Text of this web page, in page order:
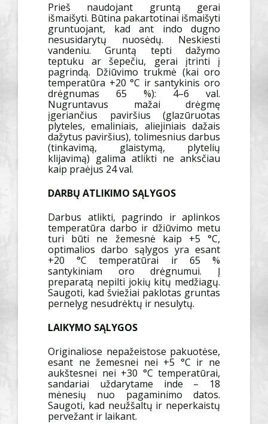
Prieš naudojant gruntą gerai
išmaišyti. Būtina pakartotinai išmaišyti
gruntuojant, kad ant indo dugno
nesusidarytų nuosėdų. Neskiesti
vandeniu. Gruntą tepti dažymo
teptuku ar šepečiu, gerai įtrinti į
pagrindą. Džiūvimo trukmė (kai oro
temperatūra +20 °C ir santykinis oro
drėgnumas 65 %): 4–6 val.
Nugruntavus mažai drėgmę
įgeriančius paviršius (glazūruotas
plyteles, emaliniais, aliejiniais dažais
dažytus paviršius), tolimesnius darbus
(tinkavimą, glaistymą, plytelių
klijavimą) galima atlikti ne anksčiau
kaip praėjus 24 val.
DARBŲ ATLIKIMO SĄLYGOS
Darbus atlikti, pagrindo ir aplinkos
temperatūra darbo ir džiūvimo metu
turi būti ne žemesnė kaip +5 °C,
optimalios darbo sąlygos yra esant
+20 °C temperatūrai ir 65 %
santykiniam oro drėgnumui. Į
preparatą nepilti jokių kitų medžiagų.
Saugoti, kad šviežiai paklotas gruntas
pernelyg nesudrėktų ir nesulytų.
LAIKYMO SĄLYGOS
Originaliose nepažeistose pakuotėse,
esant ne žemesnei nei +5 °C ir ne
aukštesnei nei +30 °C temperatūrai,
sandariai uždarytame inde – 18
mėnesių nuo pagaminimo datos.
Saugoti, kad neužšaltų ir neperkaistų
pervežant ir laikant.